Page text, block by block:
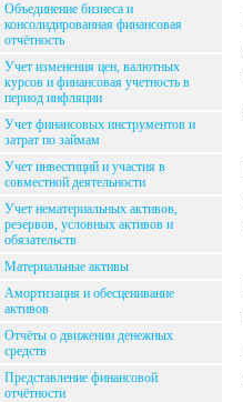
Объединение бизнеса и
консолидированная финансовая
отчётность
Учет изменения цен, валютных
курсов и финансовая учетность в
период инфляции
Учет финансовых инструментов и
затрат по займам
Учет инвестиций и участия в
совместной деятельности
Учет нематериальных активов,
резервов, условных активов и
обязательств
Материальные активы
Амортизация и обесценивание
активов
Отчёты о движении денежных
средств
Представление финансовой
отчётности